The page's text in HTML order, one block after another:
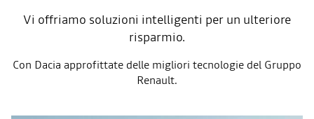
Vi offriamo soluzioni intelligenti per un ulteriore
risparmio.
Con Dacia approfittate delle migliori tecnologie del Gruppo
Renault.